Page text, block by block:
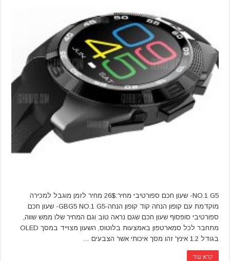
NO.1 G5- שעון חכם ספורטיבי מחיר:26$ מחיר לזמן מוגבל למכירה
מוקדמת עם קופון הנחה קוד קופון הנחה-GBG5 NO.1 G5- שעון חכם
ספורטיבי סופסוף שעון חכם שגם נראה טוב וגם המחיר שלו ממש שווה,
מתחבר לכל סמארטפון באמצעות בלוטוס, השעון מצוייד במסך OLED
בגודל 1.2 אינץ' זהו מסך איכותי אשר הצבעים …
קרא עוד